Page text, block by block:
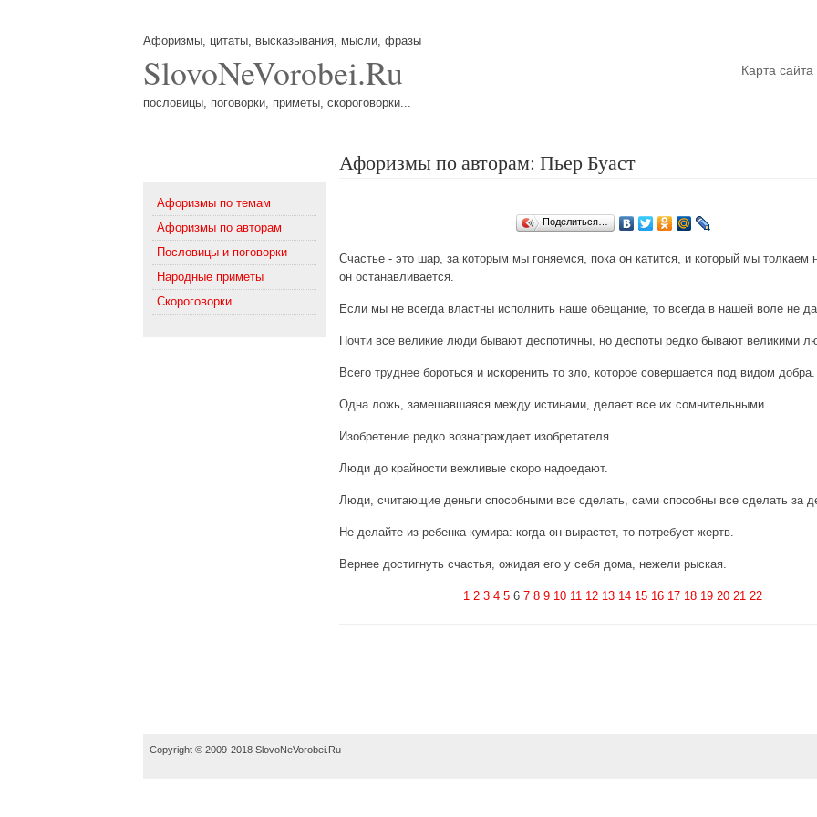
Афоризмы, цитаты, высказывания, мысли, фразы
SlovoNeVorobei.Ru
пословицы, поговорки, приметы, скороговорки...
Карта сайта
Афоризмы по темам
Афоризмы по авторам
Пословицы и поговорки
Народные приметы
Скороговорки
Афоризмы по авторам: Пьер Буаст
Поделиться…
Счастье - это шар, за которым мы гоняемся, пока он катится, и который мы толкаем
он останавливается.
Если мы не всегда властны исполнить наше обещание, то всегда в нашей воле не
Почти все великие люди бывают деспотичны, но деспоты редко бывают великими
Всего труднее бороться и искоренить то зло, которое совершается под видом добра.
Одна ложь, замешавшаяся между истинами, делает все их сомнительными.
Изобретение редко вознаграждает изобретателя.
Люди до крайности вежливые скоро надоедают.
Люди, считающие деньги способными все сделать, сами способны все сделать за
Не делайте из ребенка кумира: когда он вырастет, то потребует жертв.
Вернее достигнуть счастья, ожидая его у себя дома, нежели рыская.
1 2 3 4 5 6 7 8 9 10 11 12 13 14 15 16 17 18 19 20 21 22
Copyright © 2009-2018 SlovoNeVorobei.Ru